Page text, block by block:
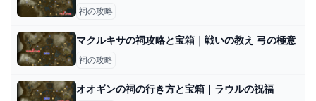
祠の攻略
マクルキサの祠攻略と宝箱｜戦いの教え 弓の極意
祠の攻略
オオギンの祠の行き方と宝箱｜ラウルの祝福